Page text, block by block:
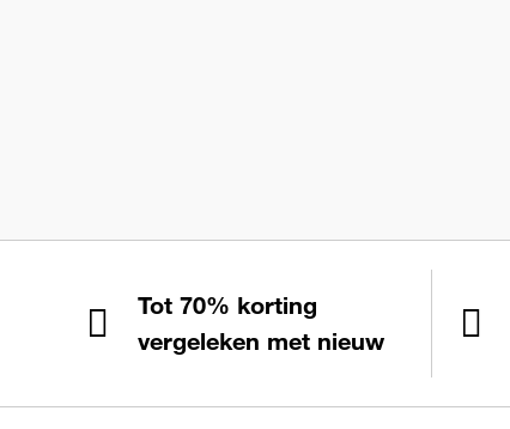
Tot 70% korting
vergeleken met nieuw